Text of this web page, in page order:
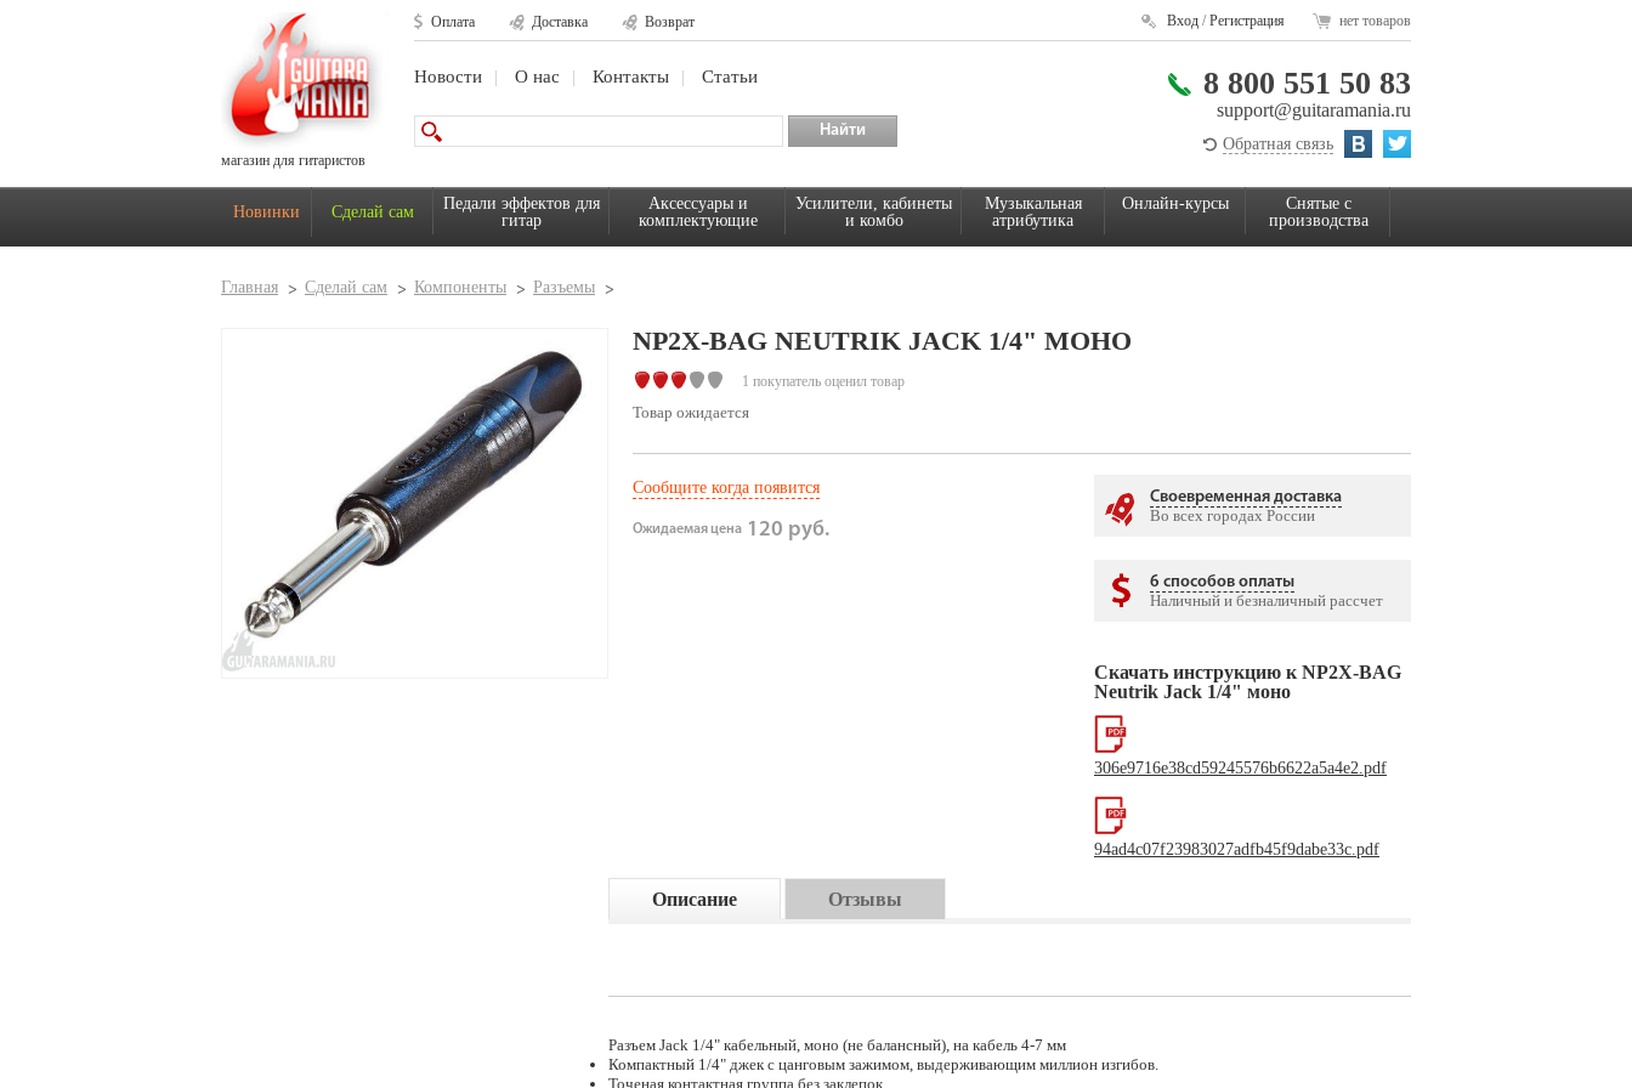
магазин для гитаристов
Оплата Доставка Возврат Вход /Регистрация нет товаров
Новости О нас Контакты Статьи 8 800 551 50 83
support@guitaramania.ru
Обратная связь
Новинки Сделай сам
Педали эффектов для
гитар
Аксессуары и
комплектующие
Усилители, кабинеты
и комбо
Музыкальная
атрибутика
Онлайн-курсы
Снятые с
производства
Главная Сделай сам Компоненты Разъемы
NP2X-BAG NEUTRIK JACK 1/4" МОНО
1 покупатель оценил товар
Товар ожидается
Сообщите когда появится
Ожидаемая цена 120 руб.
Своевременная доставка
Во всех городах России
6 способов оплаты
Наличный и безналичный рассчет
Скачать инструкцию к NP2X-BAG
Neutrik Jack 1/4" моно
306e9716e38cd59245576b6622a5a4e2.pdf
94ad4c07f23983027adfb45f9dabe33c.pdf
Описание Отзывы
Разъем Jack 1/4" кабельный, моно (не балансный), на кабель 4-7 мм
Компактный 1/4" джек с цанговым зажимом, выдерживающим миллион изгибов.
Точеная контактная группа без заклепок.